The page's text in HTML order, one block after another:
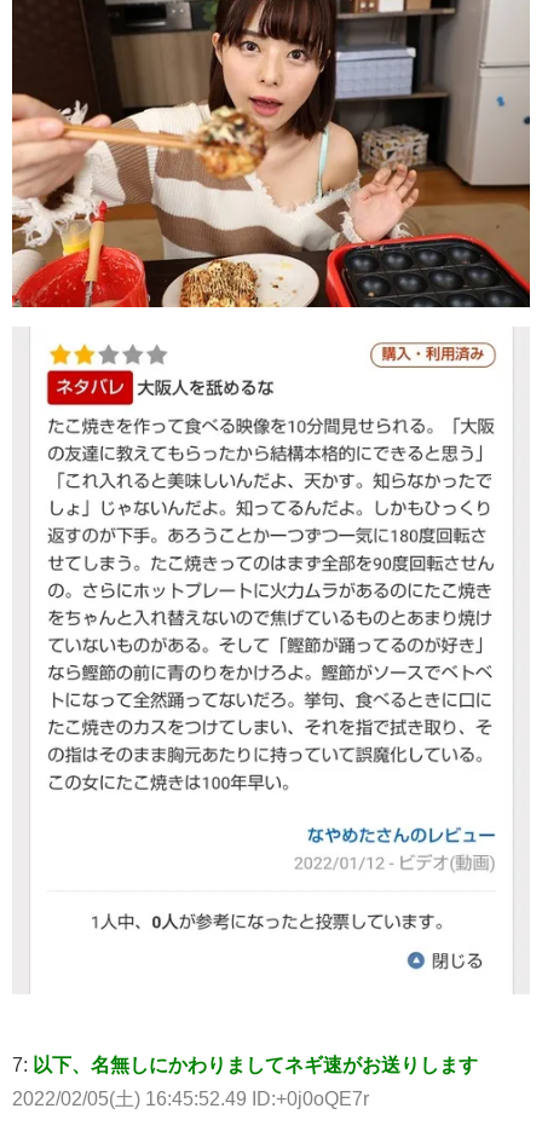
7: 以下、名無しにかわりましてネギ速がお送りします
2022/02/05(土) 16:45:52.49 ID:+0j0oQE7r